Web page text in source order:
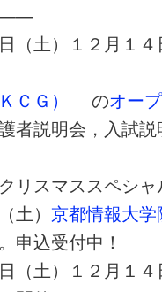
（土）１２月１
ＣＧ）
のオー
者説明会，入試
リスマススペシ
土） 京都情報大
申込受付中！
（土）１２月１４